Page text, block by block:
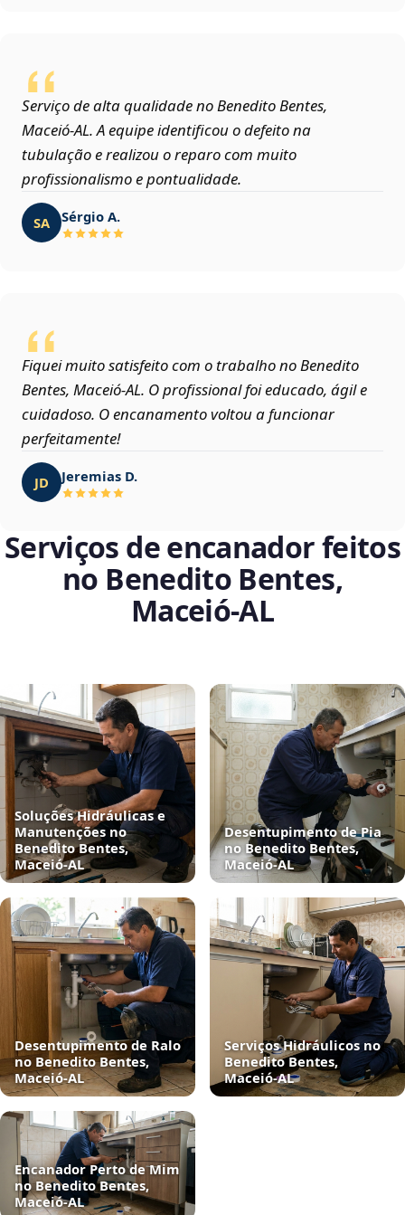
Serviço de alta qualidade no Benedito Bentes,
Maceió‑AL. A equipe identificou o defeito na
tubulação e realizou o reparo com muito
profissionalismo e pontualidade.
SA Sérgio A.
Fiquei muito satisfeito com o trabalho no Benedito
Bentes, Maceió‑AL. O profissional foi educado, ágil e
cuidadoso. O encanamento voltou a funcionar
perfeitamente!
JD Jeremias D.
Serviços de encanador feitos
no Benedito Bentes,
Maceió‑AL
Soluções Hidráulicas e
Manutenções no
Benedito Bentes,
Maceió‑AL
Desentupimento de Pia
no Benedito Bentes,
Maceió‑AL
Desentupimento de Ralo
no Benedito Bentes,
Maceió‑AL
Serviços Hidráulicos no
Benedito Bentes,
Maceió‑AL
Encanador Perto de Mim
no Benedito Bentes,
Maceió‑AL